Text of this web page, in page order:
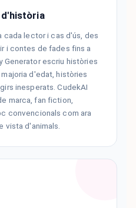
d'història
cada lector i cas d'ús, des
i contes de fades fins a
Generator escriu històries
d'edat, històries
inesperats. CudekAI
marca, fan fiction,
convencionals com ara
vista d'animals.